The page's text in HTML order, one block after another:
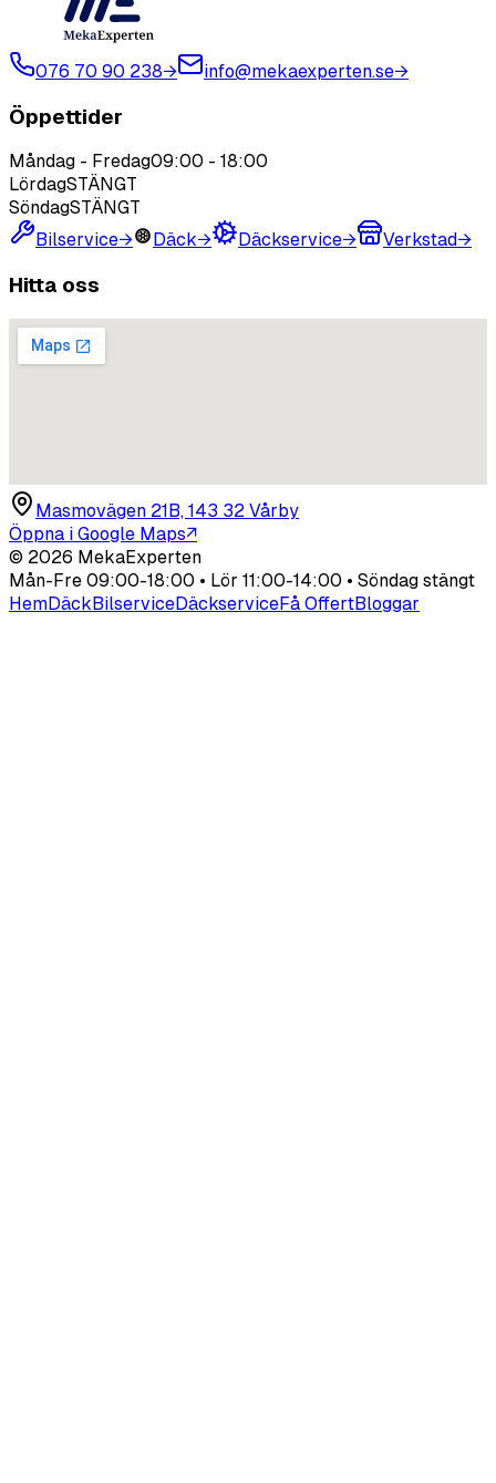
076 70 90 238→ info@mekaexperten.se→
Öppettider
Måndag - Fredag09:00 - 18:00
LördagSTÄNGT
SöndagSTÄNGT
Bilservice→ Däck→ Däckservice→ Verkstad→
Hitta oss
Masmovägen 21B, 143 32 Vårby
Öppna i Google Maps↗
© 2026 MekaExperten
Mån-Fre 09:00-18:00 • Lör 11:00-14:00 • Söndag stängt
HemDäckBilserviceDäckserviceFå OffertBloggar